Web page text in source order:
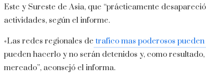
Este y Sureste de Asia, que “prácticamente
actividades, según el informe.
«Las redes regionales de trafico mas poderosos
pueden hacerlo y no serán detenidos y, como
mercado”, aconsejó el informa.